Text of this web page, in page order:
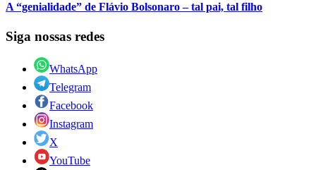
A “genialidade” de Flávio Bolsonaro – tal pai, tal filho
Siga nossas redes
WhatsApp
Telegram
Facebook
Instagram
X
YouTube